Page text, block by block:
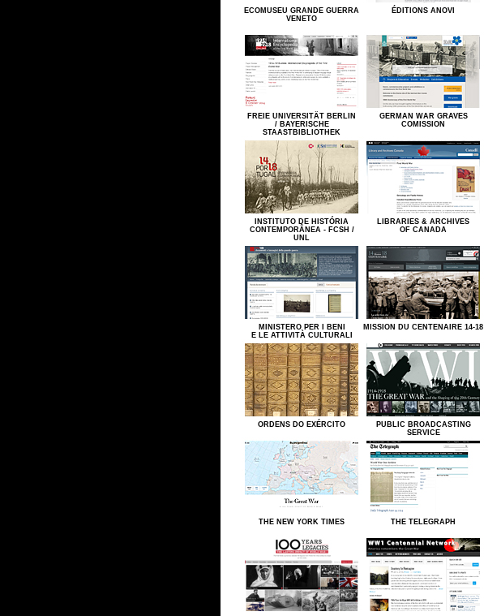
ECOMUSEU GRANDE GUERRA
VENETO
ÉDITIONS ANOVI
FREIE UNIVERSITÄT BERLIN
/ BAYERISCHE
STAASTBIBLIOTHEK
GERMAN WAR GRAVES
COMISSION
INSTITUTO DE HISTÓRIA
CONTEMPORÂNEA - FCSH /
UNL
LIBRARIES & ARCHIVES
OF CANADA
MINISTERO PER I BENI
E LE ATTIVITÀ CULTURALI
MISSION DU CENTENAIRE 14-18
ORDENS DO EXÉRCITO
PUBLIC BROADCASTING
SERVICE
THE NEW YORK TIMES THE TELEGRAPH